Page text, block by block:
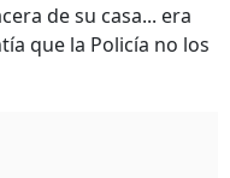
de su casa... era
que la Policía no los